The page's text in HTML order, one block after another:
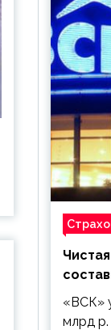
«ВСК»
млрд р.